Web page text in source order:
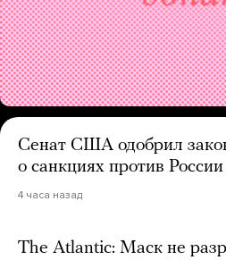
Сенат США одобрил
о санкциях против России
4 часа назад
The Atlantic: Маск не